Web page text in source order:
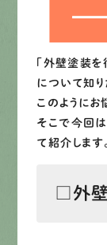
「外壁塗装
について知り
このようにお
そこで今回
て紹介します
□外